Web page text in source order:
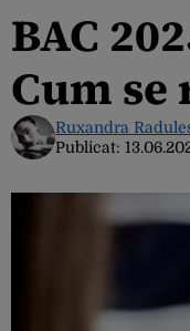
BAC
Cum
Ruxandra
Publicat: